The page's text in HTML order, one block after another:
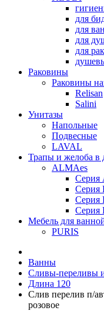
для
для
для
для
Раковины
Раковины
Relisan
Salini
Унитазы
Напольные
Подвесные
LAVAL
Трапы и желоба в
ALMAes
Серия
Серия
Серия
Серия
Мебель для
PURIS
Ванны
Сливы-переливы
Длина 120
Слив перелив п/
розовое